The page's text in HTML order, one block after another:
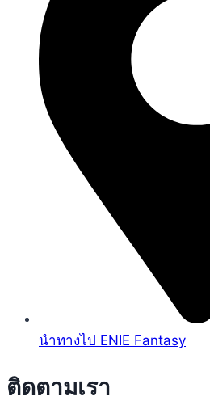
นำทางไป ENIE Fantasy
ติดตามเรา